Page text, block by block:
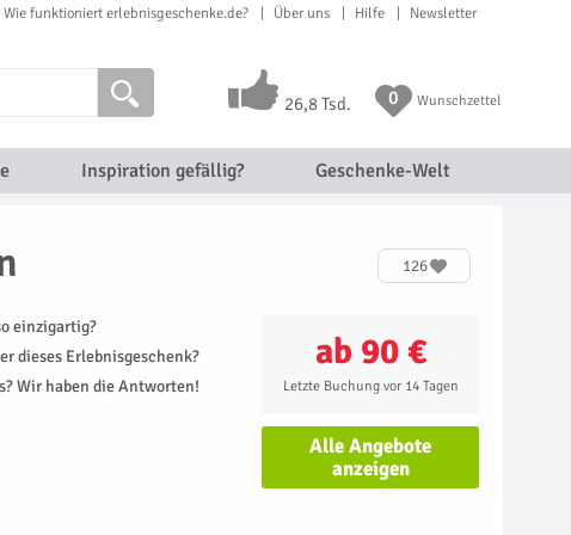
Wie funktioniert erlebnisgeschenke.de? Über uns Hilfe Newsletter
26,8 Tsd. 0 Wunschzettel
Inspiration gefällig? Geschenke-Welt
126
ab 90 €
Letzte Buchung vor 14 Tagen
Alle Angebote
anzeigen
einzigartig?
dieses Erlebnisgeschenk?
Wir haben die Antworten!